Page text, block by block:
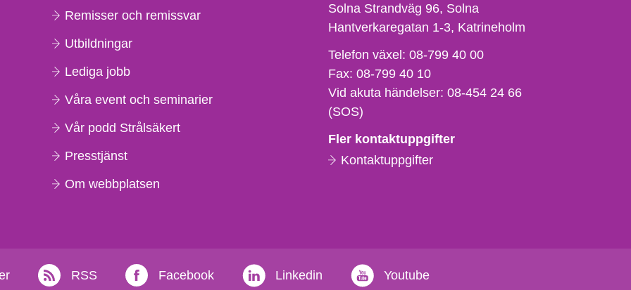
Remisser och remissvar
Utbildningar
Lediga jobb
Våra event och seminarier
Vår podd Strålsäkert
Presstjänst
Om webbplatsen
Solna Strandväg 96, Solna
Hantverkaregatan 1-3 Katrineholm
Telefon,
fax
och
e-
Telefon växel:08-799 40 00
Fax:08-799 40 10
Vid akuta händelser:08-454 24 66
(SOS)
Fler kontaktuppgifter
Kontaktuppgifter
RSS Facebook Linkedin Youtube